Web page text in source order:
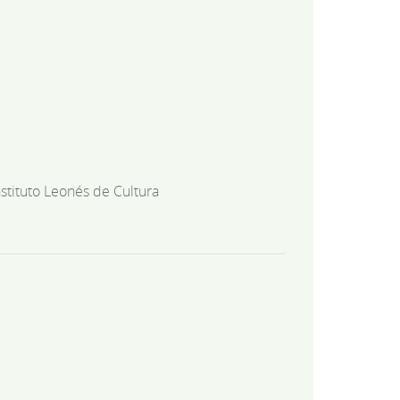
Leonés de Cultura